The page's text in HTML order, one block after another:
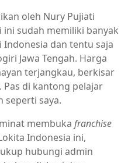
oleh Nury Pujiati
sudah memiliki banyak
dan tentu saja
Jawa Tengah. Harga
terjangkau, berkisar
di kantong pelajar
seperti saya.
membuka franchise
Indonesia ini,
hubungi admin